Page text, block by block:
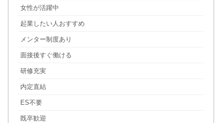
女性が活躍中
起業したい人おすすめ
メンター制度あり
面接後すぐ働ける
研修充実
内定直結
ES不要
既卒歓迎